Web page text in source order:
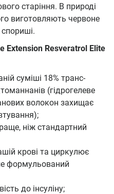
старіння. В природі
виготовляють червоне
Extension Resveratrol Elite
суміші 18% транс-
(гідрогелеве
волокон захищає
ніж стандартний
крові та циркулює
формульований
до інсуліну;